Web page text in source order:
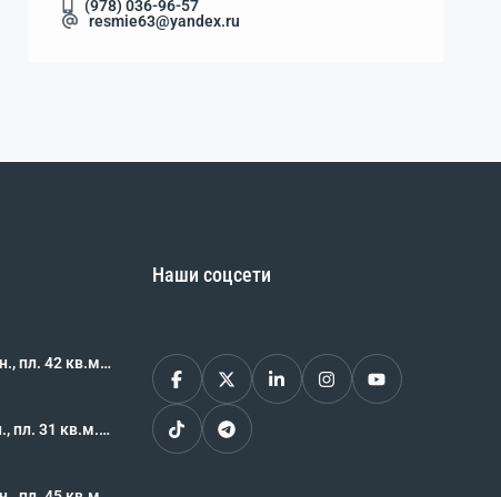
(978) 036-96-57
resmie63@yandex.ru
пл. 42 кв.м.,
пл. 31 кв.м.,
Наши соцсети